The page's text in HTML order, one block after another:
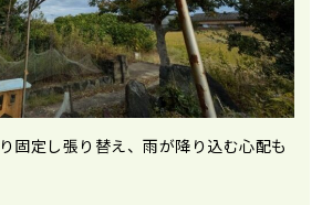
固定し張り替え、雨が降り込む心配も